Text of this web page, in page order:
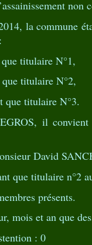
non
la commune
titulaire N°1,
titulaire N°2,
que titulaire N°3.
il
David
que titulaire n°2
présents.
mois et an que
: 0